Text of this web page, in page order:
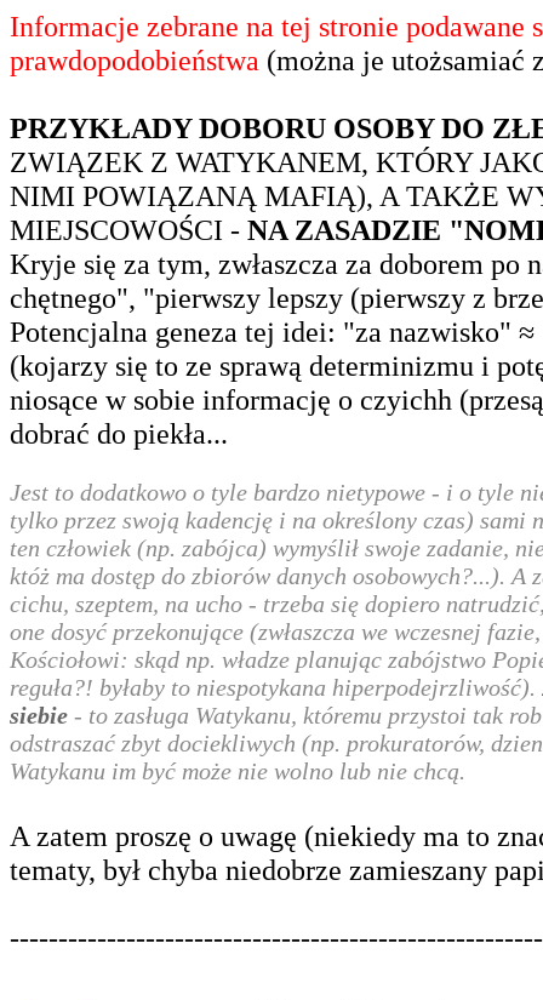
Informacje zebrane na tej stronie podawane
prawdopodobieństwa (można je utożsamiać
PRZYKŁADY DOBORU OSOBY DO
ZWIĄZEK Z WATYKANEM, KTÓRY
NIMI POWIĄZANĄ MAFIĄ), A TAKŻE
MIEJSCOWOŚCI - NA ZASADZIE
Kryje się za tym, zwłaszcza za doborem po
chętnego", "pierwszy lepszy (pierwszy z
Potencjalna geneza tej idei: "za nazwisko"
(kojarzy się to ze sprawą determinizmu i
niosące w sobie informację o czyichh
dobrać do piekła...
Jest to dodatkowo o tyle bardzo nietypowe - i o tyle
tylko przez swoją kadencję i na określony czas)
ten człowiek (np. zabójca) wymyślił swoje zadanie,
któż ma dostęp do zbiorów danych osobowych?...). A
cichu, szeptem, na ucho - trzeba się dopiero
one dosyć przekonujące (zwłaszcza we wczesnej
Kościołowi: skąd np. władze planując zabójstwo
reguła?! byłaby to niespotykana hiperpodejrzliwość).
siebie - to zasługa Watykanu, któremu przystoi tak
odstraszać zbyt dociekliwych (np. prokuratorów,
Watykanu im być może nie wolno lub nie chcą.
A zatem proszę o uwagę (niekiedy ma to
tematy, był chyba niedobrze zamieszany